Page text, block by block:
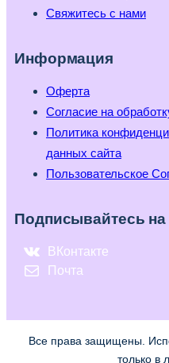
Свяжитесь с нами
Информация
Оферта
Согласие на
Политика
данных сайта
Пользовательское
Подписывайтесь на
ВКонтакте
Почта
Все права защищены.
только в